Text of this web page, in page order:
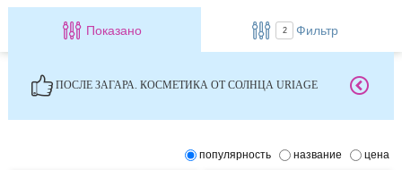
Показано 2 Фильтр
ПОСЛЕ ЗАГАРА. КОСМЕТИКА ОТ СОЛНЦА URIAGE
популярность название цена